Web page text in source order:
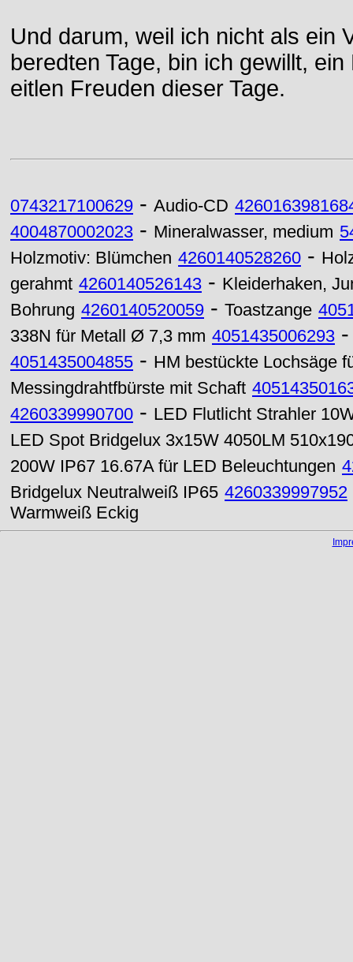
Und darum, weil ich nicht als ein
beredten Tage, bin ich gewillt,
eitlen Freuden dieser Tage.
0743217100629 - Audio-CD
4004870002023 - Mineralwasser, medium
Holzmotiv: Blümchen 4260140528260 -
gerahmt 4260140526143 - Kleiderhaken,
Bohrung 4260140520059 - Toastzange
338N für Metall Ø 7,3 mm 4051435006293
4051435004855 - HM bestückte Lochsäge
Messingdrahtfbürste mit Schaft
4260339990700 - LED Flutlicht Strahler
LED Spot Bridgelux 3x15W 4050LM
200W IP67 16.67A für LED Beleuchtungen
Bridgelux Neutralweiß IP65 4260339997952
Warmweiß Eckig